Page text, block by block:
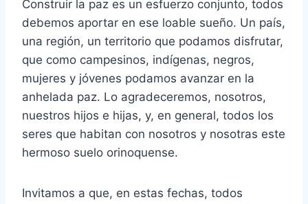
Construir la paz es un esfuerzo conjunto, todos
debemos aportar en ese loable sueño. Un país,
una región, un territorio que podamos disfrutar,
que como campesinos, indígenas, negros,
mujeres y jóvenes podamos avanzar en la
anhelada paz. Lo agradeceremos, nosotros,
nuestros hijos e hijas, y, en general, todos los
seres que habitan con nosotros y nosotras este
hermoso suelo orinoquense.
Invitamos a que, en estas fechas, todos